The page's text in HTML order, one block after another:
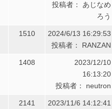
投稿者： あじなめ
ろう
1510
2024/6/13 16:29:53
投稿者： RANZAN
1408
2023/12/10
16:13:20
投稿者： neutron
2141
2023/11/6 14:12:41